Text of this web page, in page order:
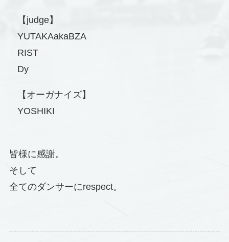
【judge】
YUTAKAakaBZA
RIST
Dy
【オーガナイズ】
YOSHIKI
皆様に感謝。
そして
全てのダンサーにrespect。